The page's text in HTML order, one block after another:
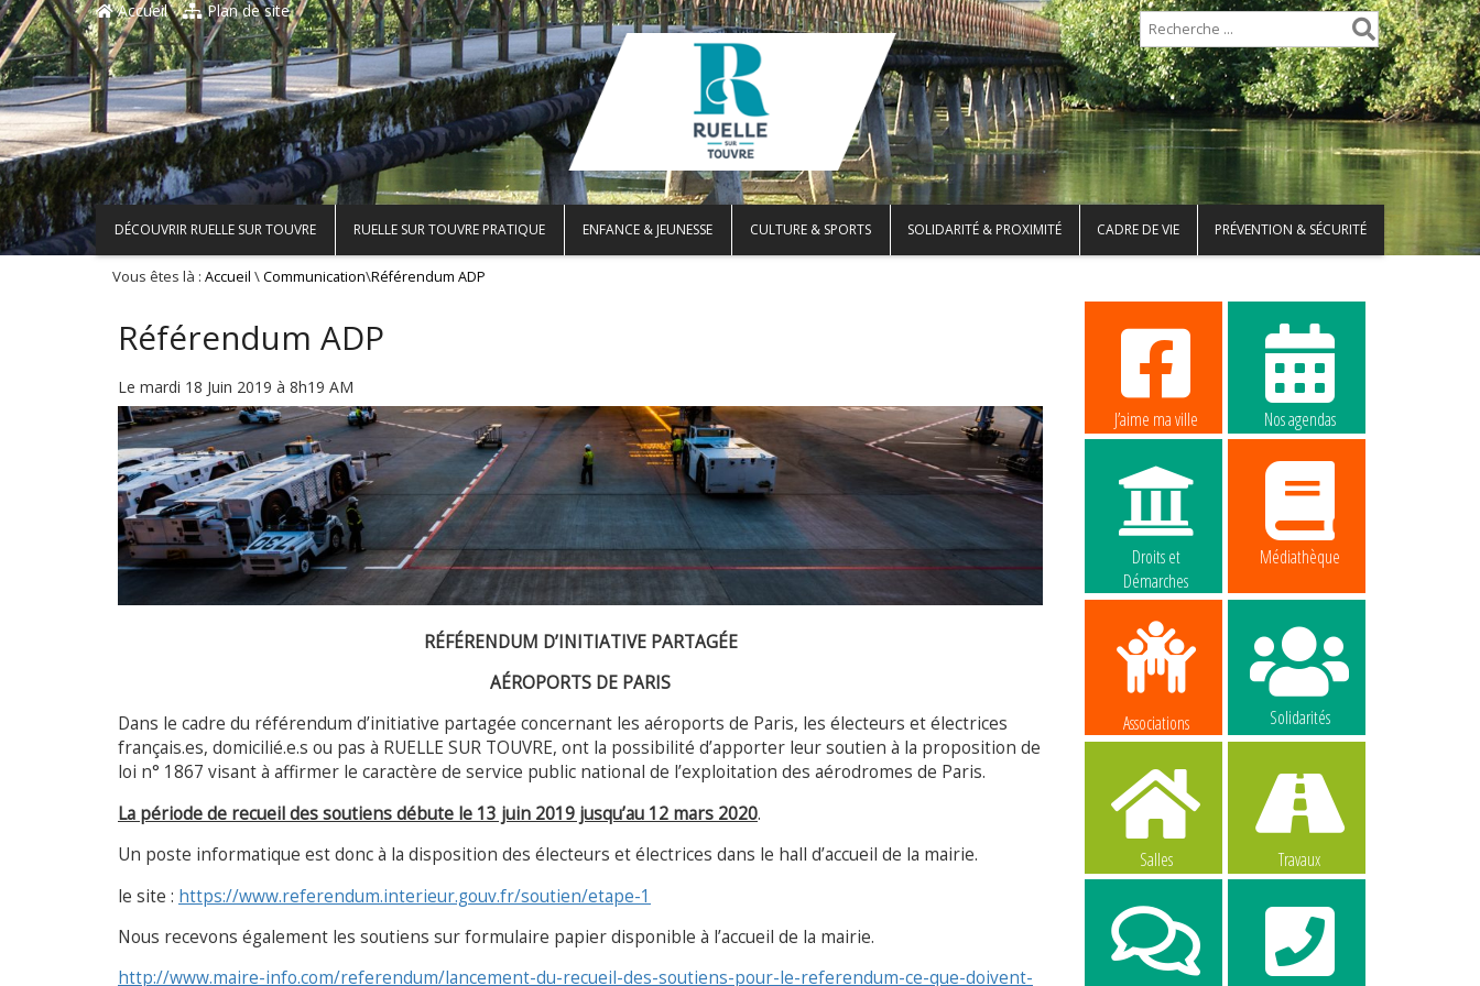
Accueil Plan de site
DÉCOUVRIR RUELLE SUR TOUVRE RUELLE SUR TOUVRE PRATIQUE ENFANCE & JEUNESSE CULTURE & SPORTS SOLIDARITÉ & PROXIMITÉ CADRE DE VIE PRÉVENTION & SÉCURITÉ
Vous êtes là : Accueil \Communication\Référendum ADP
Référendum ADP
Le mardi 18 Juin 2019 à 8h19 AM
RÉFÉRENDUM D’INITIATIVE PARTAGÉE
AÉROPORTS DE PARIS
Dans le cadre du référendum d’initiative partagée concernant les aéroports de Paris, les électeurs et électrices
français.es, domicilié.e.s ou pas à RUELLE SUR TOUVRE, ont la possibilité d’apporter leur soutien à la proposition de
loi n° 1867 visant à affirmer le caractère de service public national de l’exploitation des aérodromes de Paris.
La période de recueil des soutiens débute le 13 juin 2019 jusqu’au 12 mars 2020.
Un poste informatique est donc à la disposition des électeurs et électrices dans le hall d’accueil de la mairie.
le site : https://www.referendum.interieur.gouv.fr/soutien/etape-1
Nous recevons également les soutiens sur formulaire papier disponible à l’accueil de la mairie.
http://www.maire-info.com/referendum/lancement-du-recueil-des-soutiens-pour-le-referendum-ce-que-doivent-
J’aime ma ville Nos agendas
Droits et
Démarches
Médiathèque
Associations Solidarités
Salles Travaux